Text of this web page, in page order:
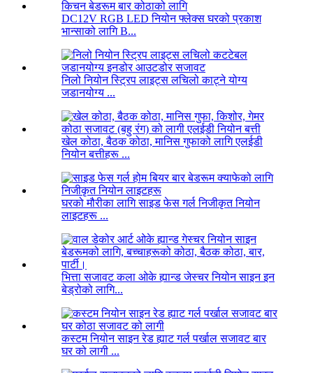
DC12V RGB LED नियोन फ्लेक्स घरको प्रकाश
भान्साको लागि B...
निलो नियोन स्ट्रिप लाइट्स लचिलो काट्ने योग्य
जडानयोग्य ...
खेल कोठा, बैठक कोठा, मानिस गुफाको लागि एलईडी
नियोन बत्तीहरू ...
घरको मौरीका लागि साइड फेस गर्ल निजीकृत नियोन
लाइटहरू ...
भित्ता सजावट कला ओके ह्यान्ड जेस्चर नियोन साइन इन
बेड्रोको लागि...
कस्टम नियोन साइन रेड ह्याट गर्ल पर्खाल सजावट बार
घर को लागी ...